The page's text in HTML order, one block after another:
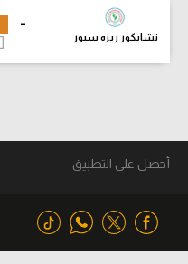
-
تشايكور ريزه سبور
أحصل على التطبيق